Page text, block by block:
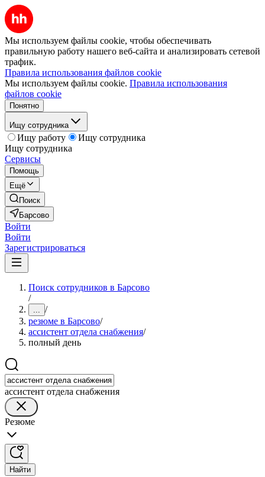
Мы используем файлы cookie, чтобы обеспечивать
правильную работу нашего веб-сайта и анализировать сетевой
трафик.
Правила использования файлов cookie
Мы используем файлы cookie. Правила использования
файлов cookie
Понятно
Ищу сотрудника
Ищу работу
Ищу сотрудника
Ищу сотрудника
Сервисы
Помощь
Ещё
Поиск
Барсово
Войти
Войти
Зарегистрироваться
Поиск сотрудников в Барсово
/
... /
резюме в Барсово/
ассистент отдела снабжения/
полный день
ассистент отдела снабжения
Резюме
Найти